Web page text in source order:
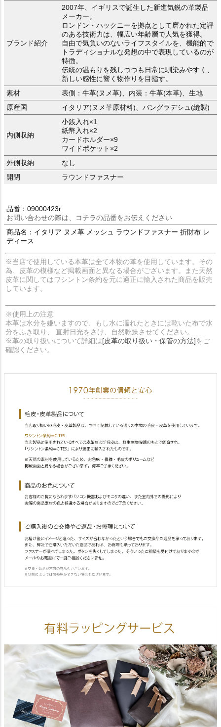
ブランド紹介
2007年、イギリスで誕生した新進気鋭の革製品
メーカー。
ロンドン・ハックニーを拠点として磨かれた定評
のある技術力は、幅広い年齢層で人気を獲得。
自由で気負いのないライフスタイルを、機能的で
トラディショナルな発想の中で表現しているのが
特徴。
伝統の温もりを残しつつも日常に馴染みやすく、
新しい感性に響く物作りを目指す。
素材
表側：牛革(ヌメ革)、内装：牛革(本革)、生地
原産国
イタリア(ヌメ革原材料)、バングラデシュ(縫製)
内側収納
小銭入れ×1
紙幣入れ×2
カードホルダー×9
ワイドポケット×2
外側収納
なし
開閉
ラウンドファスナー
品番：09000423r
お問い合わせの際は、コチラの品番をお伝えください
商品名：イタリア ヌメ革 メッシュ ラウンドファスナー 折財布 レ
ディース
※当店で使用している本革は全て本物の革を使用しています。その
為、皮革の模様など掲載画面と異なる場合がございます。また天然
皮革に関してはワシントン条約を元に適正に輸入された商品を販売
しています。
※使用上の注意
本革は水分を嫌いますので、もし水に濡れたときには乾いた布で水
分をふき取り、 直射日光をさけ、自然乾燥させてください。
※革の取り扱いについて詳細は[皮革の取り扱い・保管の方法]をご
確認ください。